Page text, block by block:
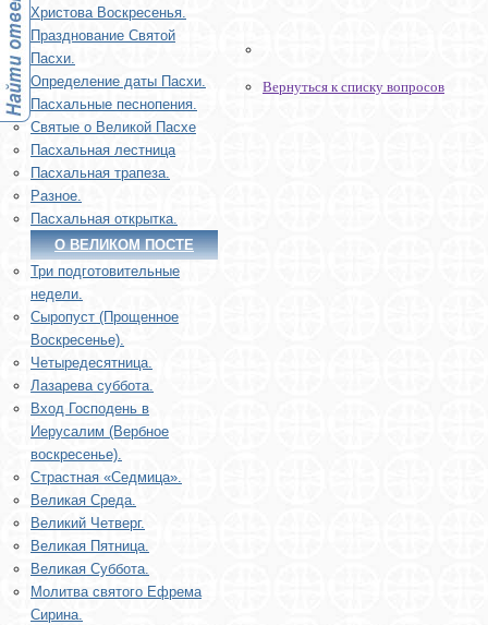
Христова Воскресенья.
Празднование Святой
Пасхи.
Определение даты Пасхи.
Пасхальные песнопения.
Святые о Великой Пасхе
Пасхальная лестница
Пасхальная трапеза.
Разное.
Пасхальная открытка.
О ВЕЛИКОМ ПОСТЕ
Три подготовительные
недели.
Сыропуст (Прощенное
Воскресенье).
Четыредесятница.
Лазарева суббота.
Вход Господень в
Иерусалим (Вербное
воскресенье).
Страстная «Седмица».
Великая Среда.
Великий Четверг.
Великая Пятница.
Великая Суббота.
Молитва святого Ефрема
Сирина.
Вернуться к списку вопросов